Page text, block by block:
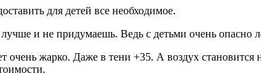
для детей все необходимое.
и не придумаешь. Ведь с детьми очень опасно
очень жарко. Даже в тени +35. А воздух